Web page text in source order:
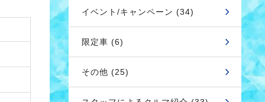
イベント/キャンペーン (34)
限定車 (6)
その他 (25)